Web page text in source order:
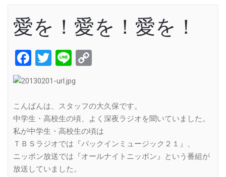
愛を！愛を！愛を！
Facebook
Twitter
Line
こんばんは、スタッフの大久保です。
中学生・高校生の頃、よく深夜ラジオを聞いていました。
私が中学生・高校生の頃は
ＴＢＳラジオでは『パックインミュージック２１』、
ニッポン放送では『オールナイトニッポン』という番組が
放送していました。